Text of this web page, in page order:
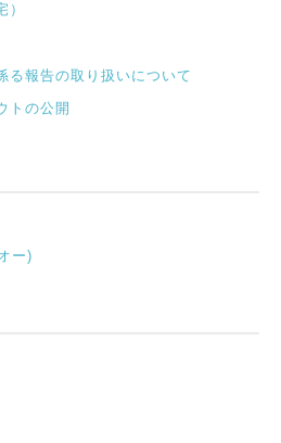
る報告の取り扱いについて
トの公開
ー)